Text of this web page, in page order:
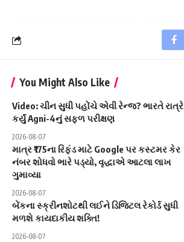
You Might Also Like
Video: ચીન સુધી પહોંચે એવી રેન્જ? ભારતે રાત્રે
કર્યું Agni-4નું સફળ પરીક્ષણ
2026-08-07
માત્ર ₹175ના રિફંડ માટે Google પર કસ્ટમર કેર
નંબર શોધવો ભારે પડ્યો, વૃદ્ધાએ આટલા લાખ
ગુમાવ્યા
2026-08-07
બેંકના સ્ક્રીનશોટથી લઈને ડિજિટલ રેકોર્ડ સુધી
મળશે કાયદાકીય શક્તિ!
2026-08-07